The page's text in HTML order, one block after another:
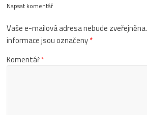
Napsat komentář
Vaše e-mailová adresa nebude zveřejněna.
informace jsou označeny*
Komentář*